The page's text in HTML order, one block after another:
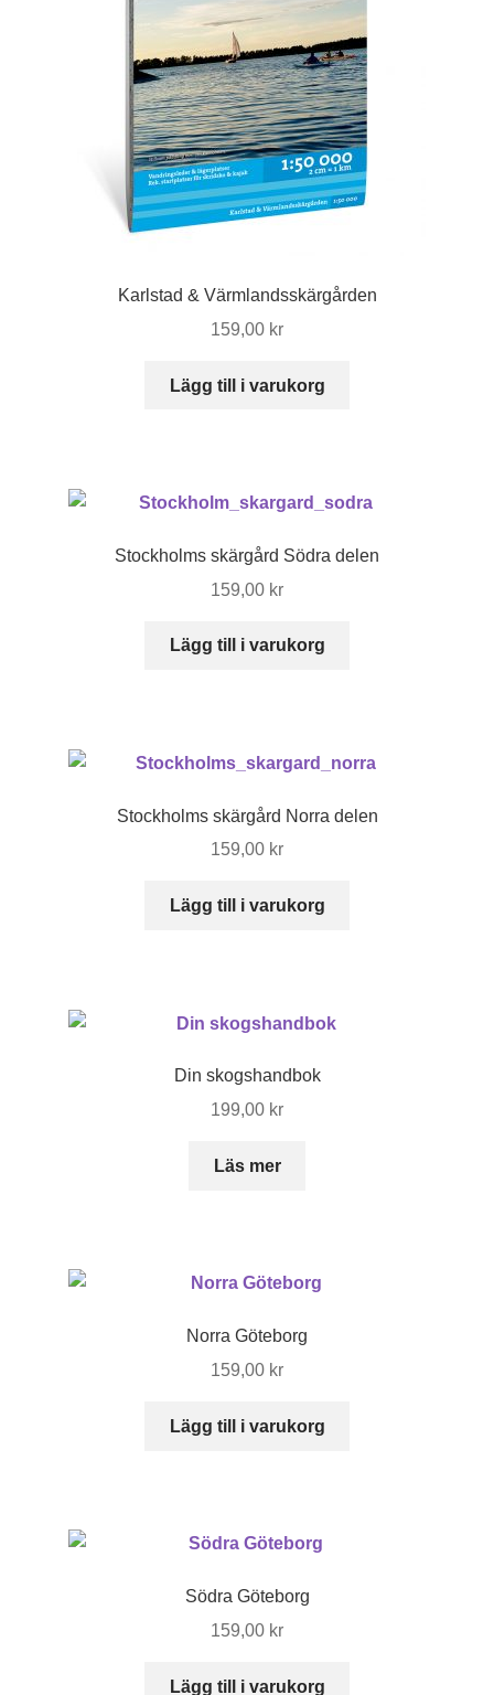
Karlstad & Värmlandsskärgården
159,00 kr
Lägg till i varukorg
Stockholms skärgård Södra delen
159,00 kr
Lägg till i varukorg
Stockholms skärgård Norra delen
159,00 kr
Lägg till i varukorg
Din skogshandbok
199,00 kr
Läs mer
Norra Göteborg
159,00 kr
Lägg till i varukorg
Södra Göteborg
159,00 kr
Lägg till i varukorg